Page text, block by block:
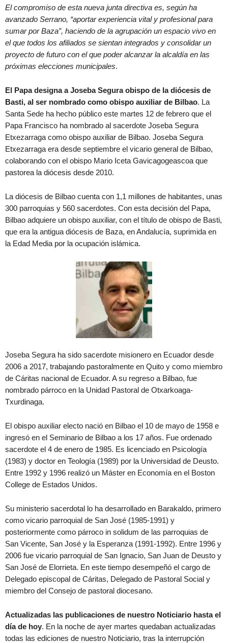
El compromiso de esta nueva junta directiva es, según ha
avanzado Serrano, “aportar experiencia vital y profesional para
sumar por Baza”, haciendo de la agrupación un espacio vivo en
el que todos los afiliados se sientan integrados y consolidar un
proyecto de futuro con el que poder alcanzar la alcaldía en las
próximas elecciones municipales.
El Papa designa a Joseba Segura obispo de la diócesis de
Basti, al ser nombrado como obispo auxiliar de Bilbao. La
Santa Sede ha hecho público este martes 12 de febrero que el
Papa Francisco ha nombrado al sacerdote Joseba Segura
Etxezarraga como obispo auxiliar de Bilbao. Joseba Segura
Etxezarraga era desde septiembre el vicario general de Bilbao,
colaborando con el obispo Mario Iceta Gavicagogeascoa que
pastorea la diócesis desde 2010.
La diócesis de Bilbao cuenta con 1,1 millones de habitantes, unas
300 parroquias y 560 sacerdotes. Con esta decisión del Papa,
Bilbao adquiere un obispo auxiliar, con el título de obispo de Basti,
que era la antigua diócesis de Baza, en Andalucía, suprimida en
la Edad Media por la ocupación islámica.
Joseba Segura ha sido sacerdote misionero en Ecuador desde
2006 a 2017, trabajando pastoralmente en Quito y como miembro
de Cáritas nacional de Ecuador. A su regreso a Bilbao, fue
nombrado párroco en la Unidad Pastoral de Otxarkoaga-
Txurdinaga.
El obispo auxiliar electo nació en Bilbao el 10 de mayo de 1958 e
ingresó en el Seminario de Bilbao a los 17 años. Fue ordenado
sacerdote el 4 de enero de 1985. Es licenciado en Psicología
(1983) y doctor en Teología (1989) por la Universidad de Deusto.
Entre 1992 y 1996 realizó un Máster en Economía en el Boston
College de Estados Unidos.
Su ministerio sacerdotal lo ha desarrollado en Barakaldo, primero
como vicario parroquial de San José (1985-1991) y
posteriormente como párroco in solidum de las parroquias de
San Vicente, San José y la Esperanza (1991-1992). Entre 1996 y
2006 fue vicario parroquial de San Ignacio, San Juan de Deusto y
San José de Elorrieta. En este tiempo desempeñó el cargo de
Delegado episcopal de Cáritas, Delegado de Pastoral Social y
miembro del Consejo de pastoral diocesano.
Actualizadas las publicaciones de nuestro Noticiario hasta el
día de hoy. En la noche de ayer martes quedaban actualizadas
todas las ediciones de nuestro Noticiario, tras la interrupción